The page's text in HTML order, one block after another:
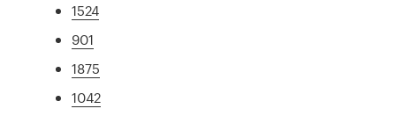
1524
901
1875
1042